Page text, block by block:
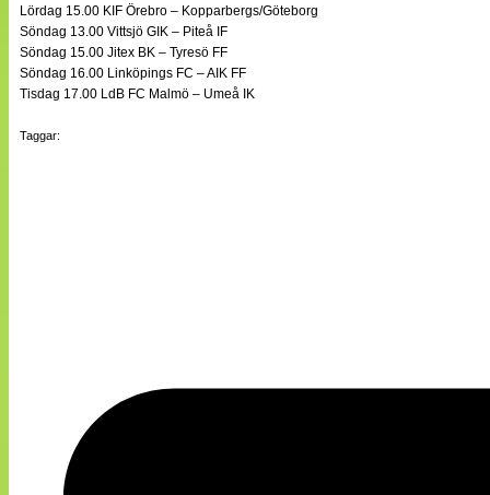
Lördag 15.00 KIF Örebro – Kopparbergs/Göteborg
Söndag 13.00 Vittsjö GIK – Piteå IF
Söndag 15.00 Jitex BK – Tyresö FF
Söndag 16.00 Linköpings FC – AIK FF
Tisdag 17.00 LdB FC Malmö – Umeå IK
Taggar: